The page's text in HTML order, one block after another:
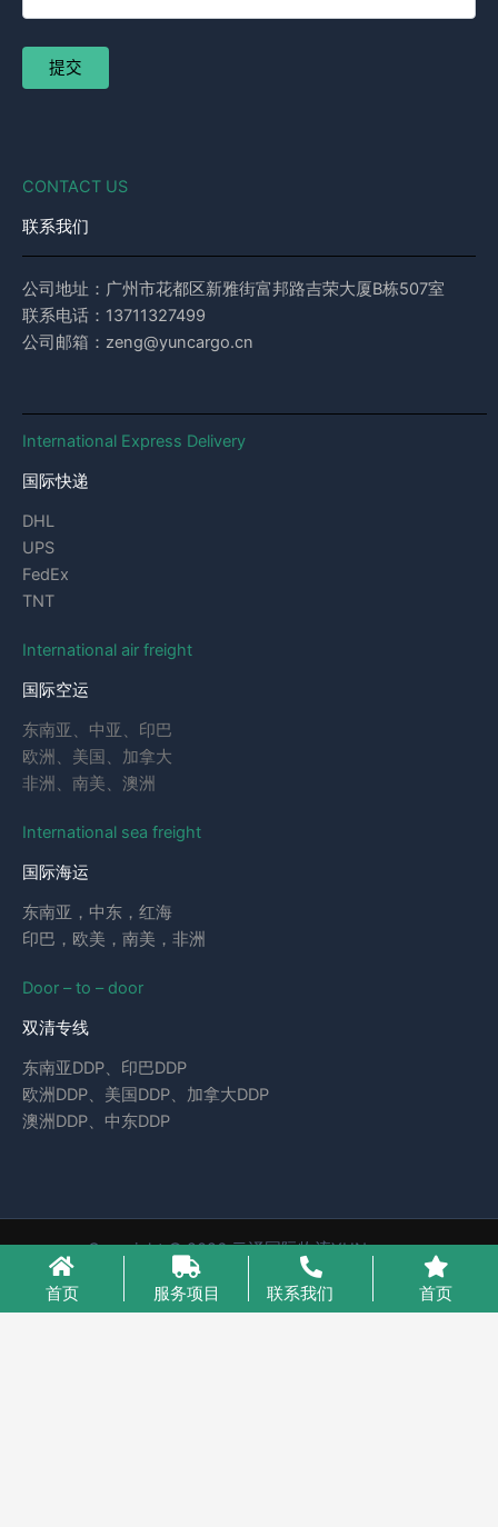
CONTACT US
联系我们
公司地址：广州市花都区新雅街富邦路吉荣大厦B栋507室
联系电话：13711327499
公司邮箱：zeng@yuncargo.cn
International Express Delivery
国际快递
DHL
UPS
FedEx
TNT
International air freight
国际空运
东南亚、中亚、印巴
欧洲、美国、加拿大
非洲、南美、澳洲
International sea freight
国际海运
东南亚，中东，红海
印巴，欧美，南美，非洲
Door – to – door
双清专线
东南亚DDP、印巴DDP
欧洲DDP、美国DDP、加拿大DDP
澳洲DDP、中东DDP
Copyright © 2026 云泽国际物流YUNcargo
粤ICP备2023046221号-1
首页 服务项目 联系我们 首页